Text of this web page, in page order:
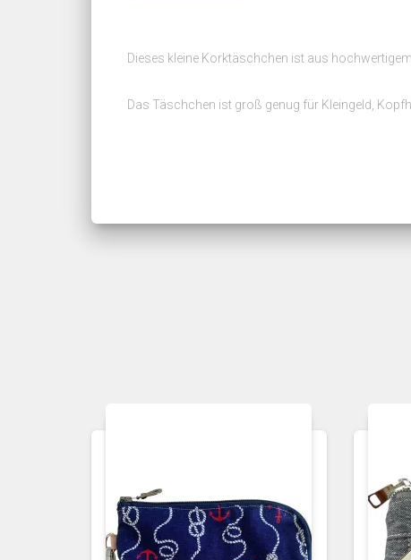
Dieses kleine Korktäschchen ist aus
Das Täschchen ist groß genug für Kleingeld,